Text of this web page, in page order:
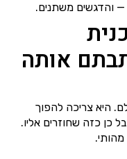
והדגשים משתנים.
אותה
היא צריכה להפוך
כן כזה שחוזרים אליו.